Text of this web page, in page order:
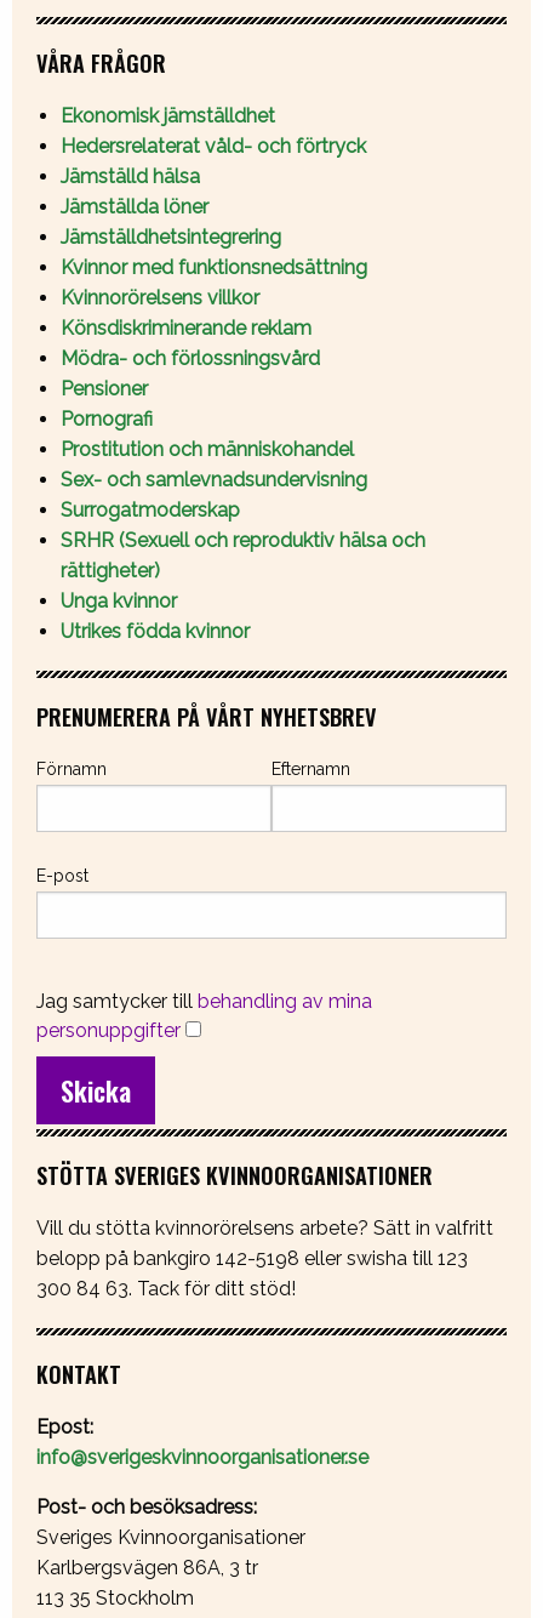
VÅRA FRÅGOR
Ekonomisk jämställdhet
Hedersrelaterat våld- och förtryck
Jämställd hälsa
Jämställda löner
Jämställdhetsintegrering
Kvinnor med funktionsnedsättning
Kvinnorörelsens villkor
Könsdiskriminerande reklam
Mödra- och förlossningsvård
Pensioner
Pornografi
Prostitution och människohandel
Sex- och samlevnadsundervisning
Surrogatmoderskap
SRHR (Sexuell och reproduktiv hälsa och
rättigheter)
Unga kvinnor
Utrikes födda kvinnor
PRENUMERERA PÅ VÅRT NYHETSBREV
Förnamn Efternamn
E-post
Jag samtycker till behandling av mina
personuppgifter
STÖTTA SVERIGES KVINNOORGANISATIONER
Vill du stötta kvinnorörelsens arbete? Sätt in valfritt
belopp på bankgiro 142-5198 eller swisha till 123
300 84 63. Tack för ditt stöd!
KONTAKT
Epost:
info@sverigeskvinnoorganisationer.se
Post- och besöksadress:
Sveriges Kvinnoorganisationer
Karlbergsvägen 86A, 3 tr
113 35 Stockholm